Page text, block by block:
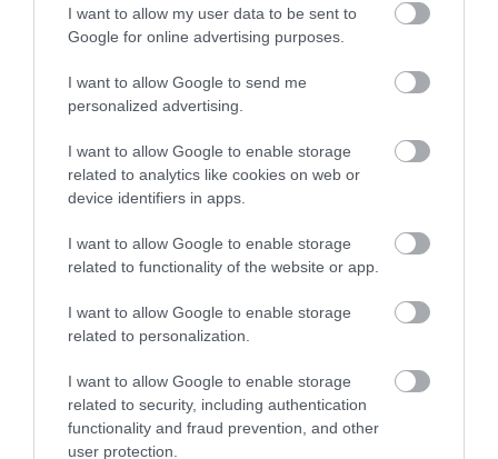
I want to allow my user data to be sent to
Google for online advertising purposes.
I want to allow Google to send me
personalized advertising.
I want to allow Google to enable storage
related to analytics like cookies on web or
device identifiers in apps.
I want to allow Google to enable storage
related to functionality of the website or app.
I want to allow Google to enable storage
related to personalization.
I want to allow Google to enable storage
related to security, including authentication
functionality and fraud prevention, and other
user protection.
megrendeléseket 12:00 és 14:00 közötti
időpontban szállítjuk házhoz!
elkészítésük jellegüktől függően
különböző időt vehet igénybe, melyhez
megrendelése leadásánál, kérjen
tájékoztatást. Ételeink allergén
anyagokat tartalmazhatnak, melyről,
anyagok pl: tej, tojás, liszt, stb./